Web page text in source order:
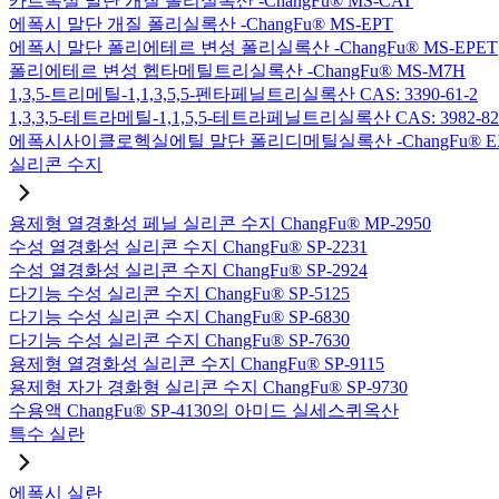
에폭시 말단 개질 폴리실록산 -ChangFu® MS-EPT
에폭시 말단 폴리에테르 변성 폴리실록산 -ChangFu® MS-EPET
폴리에테르 변성 헵타메틸트리실록산 -ChangFu® MS-M7H
1,3,5-트리메틸-1,1,3,5,5-펜타페닐트리실록산 CAS: 3390-61-2
1,3,3,5-테트라메틸-1,1,5,5-테트라페닐트리실록산 CAS: 3982-
에폭시사이클로헥실에틸 말단 폴리디메틸실록산 -ChangFu®
실리콘 수지
용제형 열경화성 페닐 실리콘 수지 ChangFu® MP-2950
수성 열경화성 실리콘 수지 ChangFu® SP-2231
수성 열경화성 실리콘 수지 ChangFu® SP-2924
다기능 수성 실리콘 수지 ChangFu® SP-5125
다기능 수성 실리콘 수지 ChangFu® SP-6830
다기능 수성 실리콘 수지 ChangFu® SP-7630
용제형 열경화성 실리콘 수지 ChangFu® SP-9115
용제형 자가 경화형 실리콘 수지 ChangFu® SP-9730
수용액 ChangFu® SP-4130의 아미드 실세스퀴옥산
특수 실란
에폭시 실란